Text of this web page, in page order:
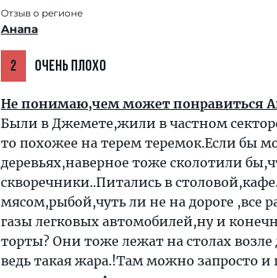
Отзыв о регионе
Анапа
2 ОЧЕНЬ ПЛОХО
Не понимаю,чем может понравиться
Были в Джемете,жили в частном
то похожее на терем теремок.Если бы
деревьях,наверное тоже сколотили
скворечники..Питались в
мясом,рыбой,чуть ли не на дороге ,все
газы легковых автомобилей,ну и
торты? Они тоже лежат на столах
ведь такая жара.!Там можно запросто и